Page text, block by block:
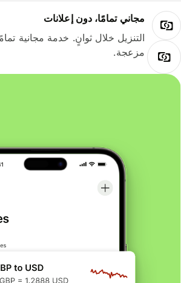
مجاني تمامًا، دون إعلانات
التنزيل خلال ثوانٍ. خدمة مجانية
مزعجة.